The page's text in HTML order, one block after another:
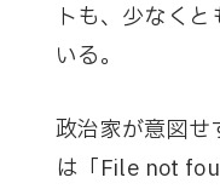
トも、少なく
いる。
政治家が意図せ
は「File not